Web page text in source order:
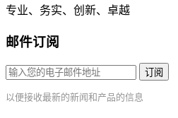
专业、务实、创新、卓越
邮件订阅
订阅
以便接收最新的新闻和产品的信息